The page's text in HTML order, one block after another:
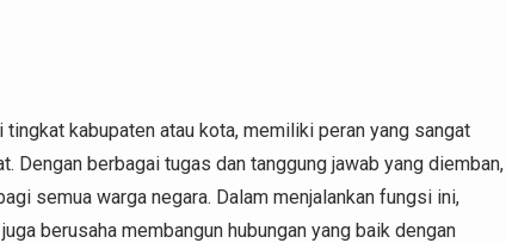
kabupaten atau kota, memiliki peran yang sangat
Dengan berbagai tugas dan tanggung jawab yang diemban,
semua warga negara. Dalam menjalankan fungsi ini,
berusaha membangun hubungan yang baik dengan